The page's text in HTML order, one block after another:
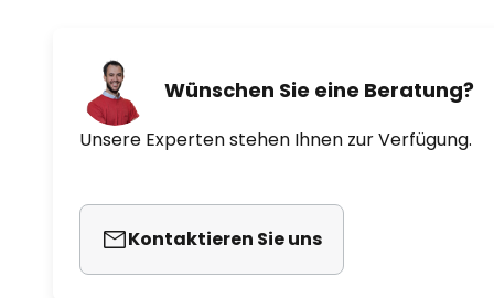
Wünschen Sie eine Beratung?
Unsere Experten stehen Ihnen zur Verfügung.
Kontaktieren Sie uns